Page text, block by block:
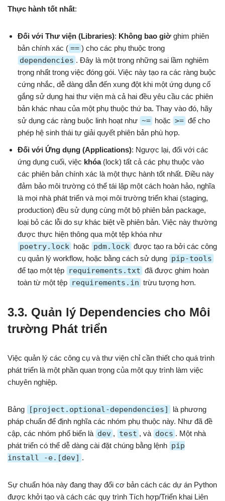
Thực hành tốt nhất:
Đối với Thư viện (Libraries): Không bao giờ ghim phiên
bản chính xác ( == ) cho các phụ thuộc trong
dependencies . Đây là một trong những sai lầm nghiêm
trọng nhất trong việc đóng gói. Việc này tạo ra các ràng buộc
cứng nhắc, dễ dàng dẫn đến xung đột khi một ứng dụng cố
gắng sử dụng hai thư viện mà cả hai đều yêu cầu các phiên
bản khác nhau của một phụ thuộc thứ ba. Thay vào đó, hãy
sử dụng các ràng buộc linh hoạt như ~= hoặc >= để cho
phép hệ sinh thái tự giải quyết phiên bản phù hợp.
Đối với Ứng dụng (Applications): Ngược lại, đối với các
ứng dụng cuối, việc khóa(lock) tất cả các phụ thuộc vào
các phiên bản chính xác là một thực hành tốt nhất. Điều này
đảm bảo môi trường có thể tái lập một cách hoàn hảo, nghĩa
là mọi nhà phát triển và mọi môi trường triển khai (staging,
production) đều sử dụng cùng một bộ phiên bản package,
loại bỏ các lỗi do sự khác biệt về phiên bản. Việc này thường
được thực hiện thông qua một tệp khóa như
poetry.lock hoặc pdm.lock được tạo ra bởi các công
cụ quản lý workflow, hoặc bằng cách sử dụng pip-tools
để tạo một tệp requirements.txt đã được ghim hoàn
toàn từ một tệp requirements.in trừu tượng hơn.
3.3. Quản lý Dependencies cho Môi
trường Phát triển
Việc quản lý các công cụ và thư viện chỉ cần thiết cho quá trình
phát triển là một phần quan trọng của một quy trình làm việc
chuyên nghiệp.
Bảng [project.optional-dependencies]
là phương
pháp chuẩn để định nghĩa các nhóm phụ thuộc này. Như đã đề
cập, các nhóm phổ biến là dev , test , và docs . Một nhà
phát triển có thể dễ dàng cài đặt chúng bằng lệnh pip
install -e.[dev] .
Sự chuẩn hóa này đang thay đổi cơ bản cách các dự án Python
được khởi tạo và cách các quy trình Tích hợp/Triển khai Liên